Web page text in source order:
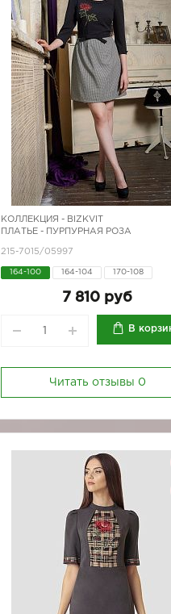
КОЛЛЕКЦИЯ - BIZKVIT
ПЛАТЬЕ - ПУРПУРНАЯ РОЗА
215-7015/05997
164-100 164-104 170-108
7 810 руб
В
Читать отзывы 0